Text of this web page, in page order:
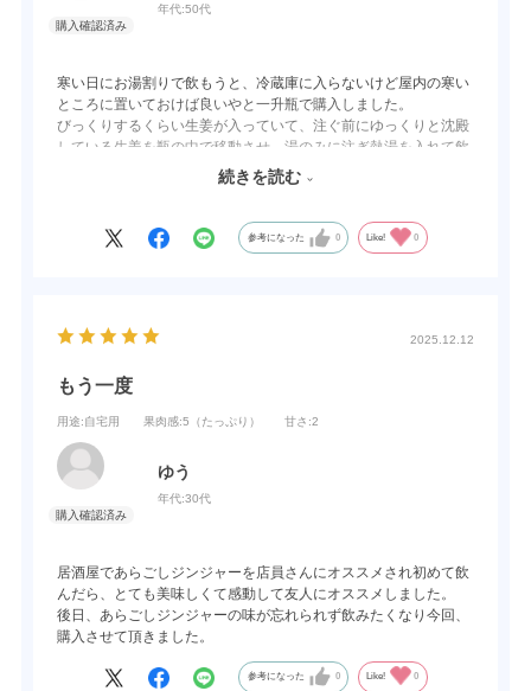
年代:50代
寒い日にお湯割りで飲もうと、冷蔵庫に入らないけど屋内の寒い
ところに置いておけば良いやと一升瓶で購入しました。
びっくりするくらい生姜が入っていて、注ぐ前にゆっくりと沈殿
している生姜を瓶の中で移動させ、湯のみに注ぎ熱湯を入れて飲
みます。味はまさに「生姜湯」。甘口です。生姜とお酒の効果で
着ている半纏を脱いでしまうくらいです。
そうな気がします。
冬は始まったばかりなのに、もう半分は飲んでしまったので、無
続きを読む
参考になった 0 Like! 0
2025.12.12
もう一度
用途:自宅用 果肉感:5（たっぷり） 甘さ :2
ゆう
年代:30代
居酒屋であらごしジンジャーを店員さんにオススメされ初めて飲
んだら、とても美味しくて感動して友人にオススメしました。
後日、あらごしジンジャーの味が忘れられず飲みたくなり今回、
購入させて頂きました。
参考になった 0 Like! 0